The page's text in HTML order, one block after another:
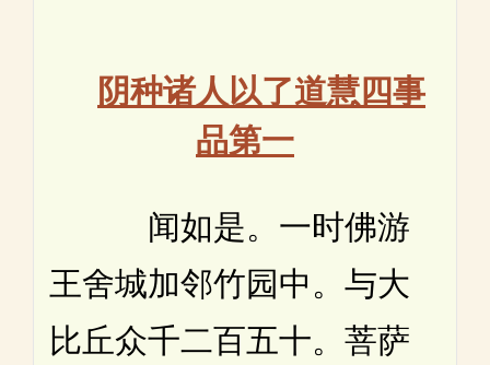
阴种诸人以了道慧四事
品第一
闻如是。一时佛游
王舍城加邻竹园中。与大
比丘众千二百五十。菩萨